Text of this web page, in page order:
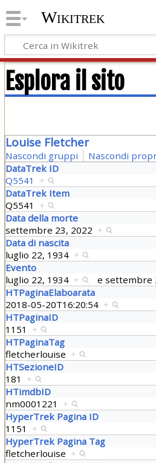
Wikitrek
Esplora il sito
Louise Fletcher
Nascondi gruppi
Nascondi
DataTrek ID
Q5541
+
DataTrek Item
Q5541 +
Data della morte
settembre 23, 2022 +
Data di nascita
luglio 22, 1934 +
Evento
luglio 22, 1934 + e settembre
HTPaginaElaboarata
2018-05-20T16:20:54 +
HTPaginaID
1151 +
HTPaginaTag
fletcherlouise +
HTSezioneID
181 +
HTimdbID
nm0001221 +
HyperTrek Pagina ID
1151 +
HyperTrek Pagina Tag
fletcherlouise +